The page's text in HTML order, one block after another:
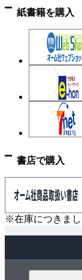
紙書籍を購入
書店で購入
※在庫につきまし